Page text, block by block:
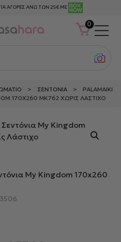
ΑΓΟΡΕΣ ΑΝΩ ΤΩΝ 25€ ΜΕ
0
> ΣΕΝΤΌΝΙΑ > PALAMAIKI
170X260 MK762 ΧΩΡΊΣ ΛΆΣΤΙΧΟ
My Kingdom 170x260